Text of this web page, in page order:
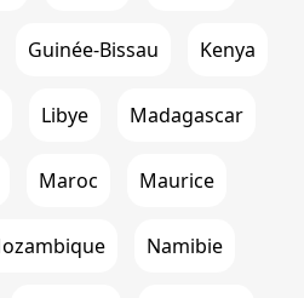
Guinée-Bissau Kenya
Libye Madagascar
Maroc Maurice
Namibie